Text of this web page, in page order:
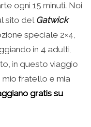
ogni 15 minuti. Noi
sito del Gatwick
speciale 2×4,
in 4 adulti,
in questo viaggio
mio fratello e mia
gratis su